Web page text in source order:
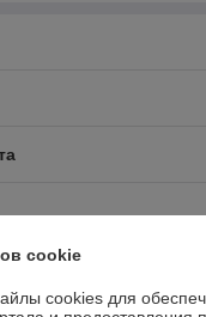
cookie
cookies для